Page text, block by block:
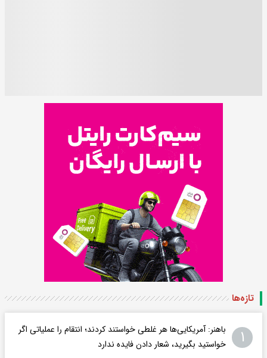
تازه‌ها
۱
باهنر: آمریکایی‌ها هر غلطی خواستند کردند؛ انتقام را عملیاتی اگر
خواستید بگیرید، شعار دادن فایده ندارد